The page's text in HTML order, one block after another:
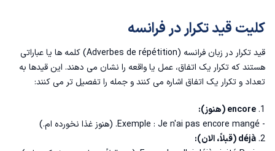
کلیت قید تکرار در فرانسه
قید تکرار در زبان فرانسه
(Adverbes de répétition) کلمه ها یا عباراتی
هستند که تکرار یک اتفاق، عمل یا واقعه را نشان می دهند. این قیدها به
تعداد و تکرار یک اتفاق اشاره می کنند و جمله را تفصیل تر می کنند:
1. encore (هنوز):
- Exemple : Je n'ai pas encore mangé. (هنوز غذا نخورده ام.)
2. déjà (قبلاً، الان):